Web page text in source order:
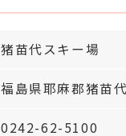
猪苗代スキー場
福島県耶麻郡猪苗
0242-62-5100